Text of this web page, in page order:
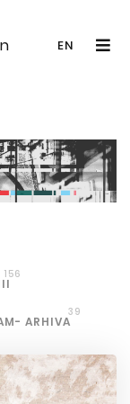
EN
Noutăți
156
ARHIVA
39